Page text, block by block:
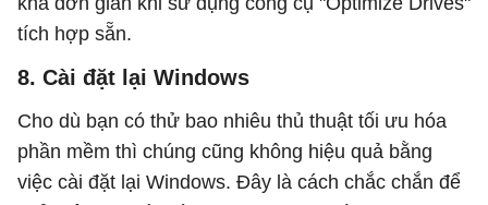
tích hợp sẵn.
8. Cài đặt lại Windows
Cho dù bạn có thử bao nhiêu thủ thuật tối ưu hóa
phần mềm thì chúng cũng không hiệu quả bằng
việc cài đặt lại Windows. Đây là cách chắc chắn để